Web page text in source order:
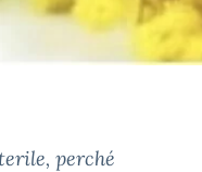
perché